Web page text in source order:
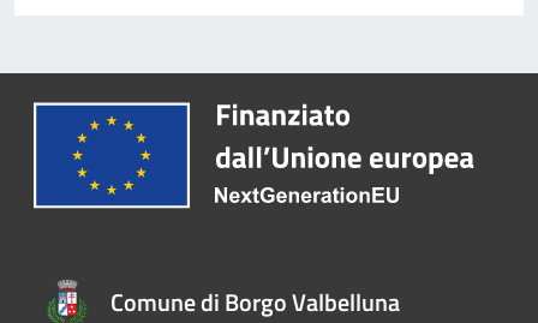
Comune di Borgo Valbelluna